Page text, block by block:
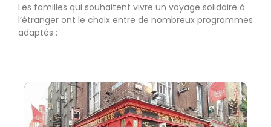
Les familles qui souhaitent vivre un voyage solidaire à
l’étranger ont le choix entre de nombreux programmes
adaptés :